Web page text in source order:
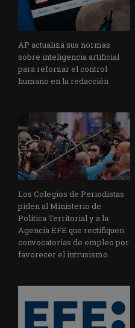
AP actualiza sus normas
sobre inteligencia artificial
para reforzar el control
humano en la redacción
Los Colegios de Periodistas
piden al Ministerio de
Política Territorial y a la
Agencia EFE que rectifiquen
convocatorias de empleo por
favorecer el intrusismo